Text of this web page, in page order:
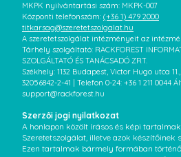
MKPK nyilvántartási szám: MKPK-007
Központi telefonszám: (+36 1) 479 2000
titkarsag@szeretetszolgalat.hu
A szeretetszolgálat intézményeit az
Tárhely szolgáltató: RACKFOREST
SZOLGÁLTATÓ ÉS TANÁCSADÓ ZRT.
Székhely: 1132 Budapest, Victor Hugo utca
32056842-2-41 | Telefon 0-24: +36 1 211
support@rackforest.hu
Szerzői jogi nyilatkozat
A honlapon közölt írásos és képi
Szeretetszolgálat, illetve azok készítőinek
Ezen tartalmak bármely formában